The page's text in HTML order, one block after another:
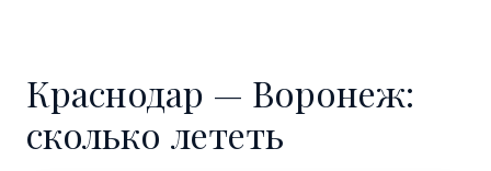
Краснодар — Воронеж:
сколько лететь